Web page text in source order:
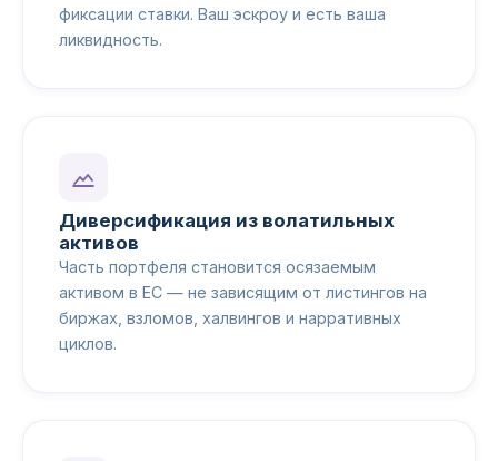
фиксации ставки. Ваш эскроу и есть ваша
ликвидность.
Диверсификация из волатильных
активов
Часть портфеля становится осязаемым
активом в ЕС — не зависящим от листингов на
биржах, взломов, халвингов и нарративных
циклов.